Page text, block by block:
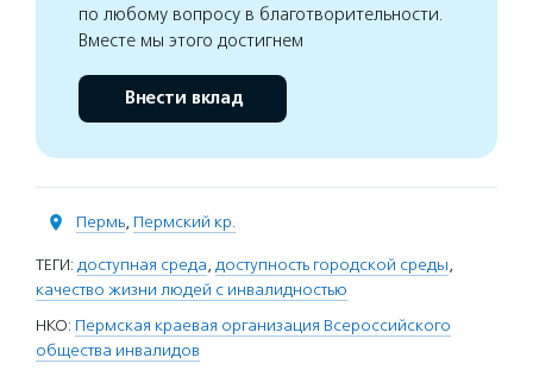
по любому вопросу в благотворительности.
Вместе мы этого достигнем
Внести вклад
Пермь, Пермский кр.
ТЕГИ: доступная среда, доступность городской среды,
качество жизни людей с инвалидностью
НКО: Пермская краевая организация Всероссийского
общества инвалидов